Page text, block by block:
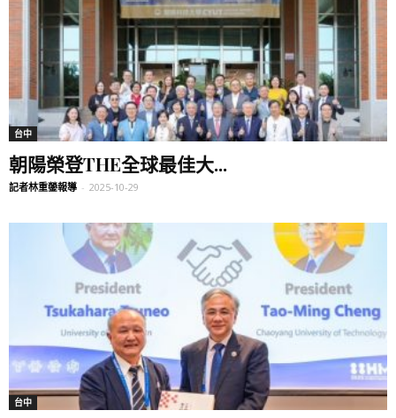
台中
朝陽榮登THE全球最佳大...
記者林重鎣報導 - 2025-10-29
台中